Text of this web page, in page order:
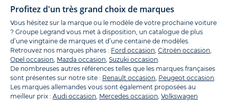
Profitez d'un très grand choix de marques
Vous hésitez sur la marque ou le modèle de votre prochaine voiture
? Groupe Legrand vous met à disposition, un catalogue de plus
d’une vingtaine de marques et d’une centaine de modèles.
Retrouvez nos marques phares : Ford occasion, Citroën occasion,
Opel occasion, Mazda occasion, Suzuki occasion.
De nombreuses autres références telles que les marques françaises
sont présentes sur notre site : Renault occasion, Peugeot occasion.
Les marques allemandes vous sont également proposées au
meilleur prix : Audi occasion, Mercedes occasion, Volkswagen